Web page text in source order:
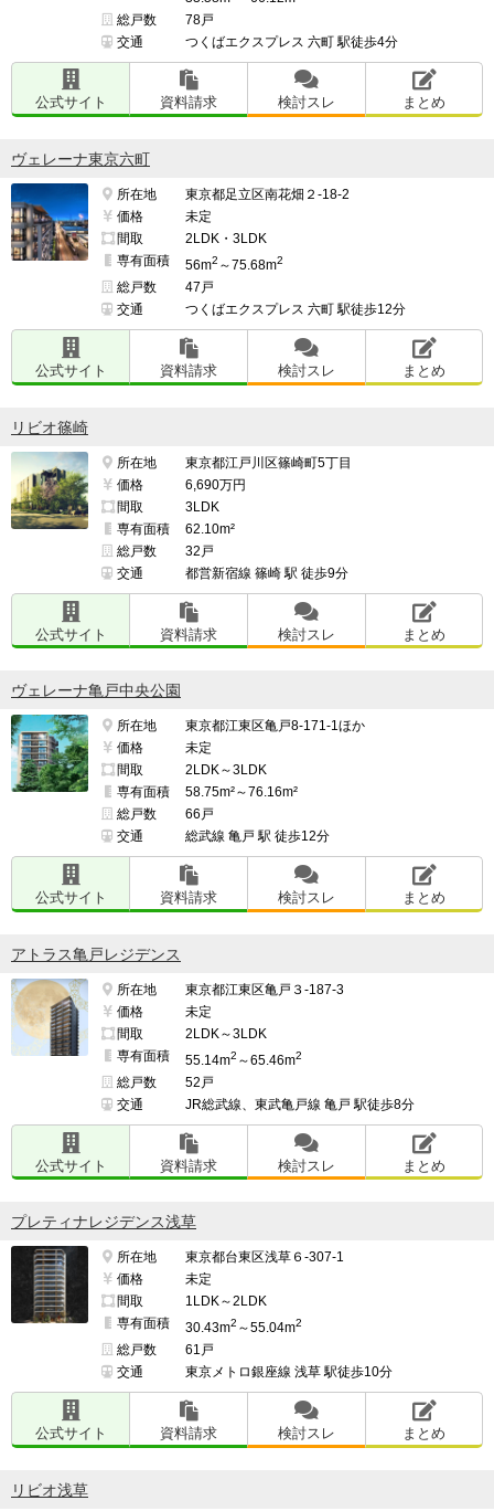
あと駅まで道は大きな交差点ないので、出勤する際信号
待ちの時間一切かからない
━━━━━━━━━━━━━━━━━━━
このマンションの最も残念な点
━━━━━━━━━━━━━━━━━━━
ウォールドアがないこと
━━━━━━━━━━━━━━━━━━━
並行して検討したマンション名
━━━━━━━━━━━━━━━━━━━
検討スレ：
住民スレ：https://www.e-mansion.co.jp/bbs/th...
・クラッシィハウス亀有
検討スレ：https://www.e-mansion.co.jp/bbs/th...
住民スレ：https://www.e-mansion.co.jp/bbs/th...
・レーベン立石 DUNAMIS
検討スレ：https://www.e-mansion.co.jp/bbs/th...
上記の中からマンションを選んだ理由
━━━━━━━━━━━━━━━━━━━
価格帯、駅からの距離、近所の街並みや専有部の設備
（※管理担当より）
当コーナーでは、入居者・契約者の方からのクチコミを
https://e-ma.co/q2FKk
総戸数
78戸
交通
つくばエクスプレス 六町 駅徒歩4分
公式サイト 資料請求 検討スレ まとめ
ヴェレーナ東京六町
所在地
東京都足立区南花畑２-18-2
価格
未定
間取
2LDK・3LDK
専有面積
56m2 ～75.68m2
総戸数
47戸
交通
つくばエクスプレス 六町 駅徒歩12分
公式サイト 資料請求 検討スレ まとめ
リビオ篠崎
所在地
東京都江戸川区篠崎町5丁目
価格
6,690万円
間取
3LDK
専有面積
62.10m²
総戸数
32戸
交通
都営新宿線 篠崎 駅 徒歩9分
公式サイト 資料請求 検討スレ まとめ
ヴェレーナ亀戸中央公園
所在地
東京都江東区亀戸8-171-1ほか
価格
未定
間取
2LDK～3LDK
専有面積
58.75m²～76.16m²
総戸数
66戸
交通
総武線 亀戸 駅 徒歩12分
公式サイト 資料請求 検討スレ まとめ
アトラス亀戸レジデンス
所在地
東京都江東区亀戸３-187-3
価格
未定
間取
2LDK～3LDK
専有面積
55.14m2 ～65.46m2
総戸数
52戸
交通
JR総武線、東武亀戸線 亀戸 駅徒歩8分
公式サイト 資料請求 検討スレ まとめ
プレティナレジデンス浅草
所在地
東京都台東区浅草６-307-1
価格
未定
間取
1LDK～2LDK
専有面積
30.43m2 ～55.04m2
総戸数
61戸
交通
東京メトロ銀座線 浅草 駅徒歩10分
公式サイト 資料請求 検討スレ まとめ
リビオ浅草